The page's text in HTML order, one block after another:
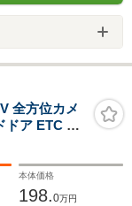
全方位カメ
ア ETC 前
ブクルーズ
軽減ブレー
本体価格
198.0万円